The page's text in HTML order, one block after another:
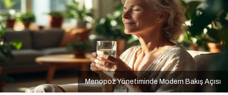
Menopoz Yönetiminde Modern Bakış Açısı